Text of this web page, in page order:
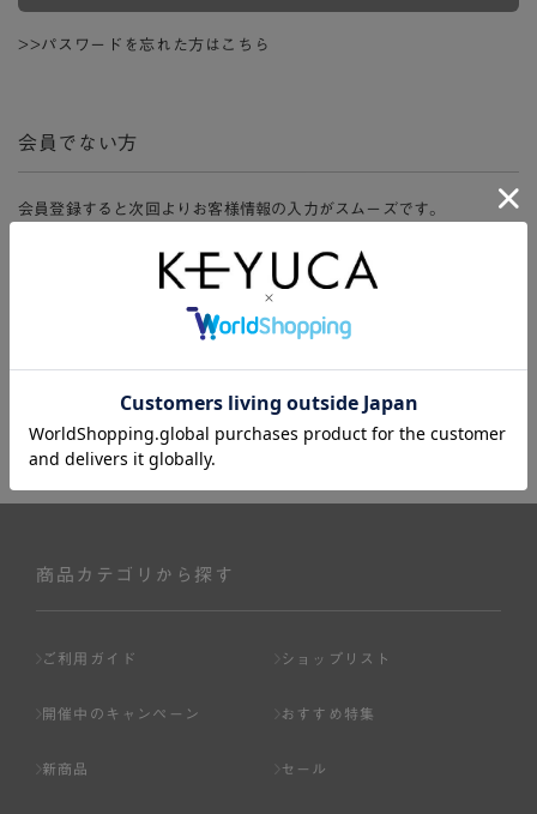
>>パスワードを忘れた方はこちら
会員でない方
会員登録すると次回よりお客様情報の入力がスムーズです。
ージ、購入履歴をご利用いただけます。
商品カテゴリから探す
ご利用ガイド ショップリスト
開催中のキャンペーン おすすめ特集
新商品 セール